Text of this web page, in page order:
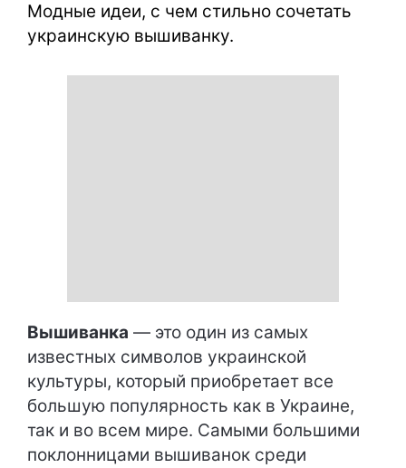
Модные идеи, с чем стильно сочетать
украинскую вышиванку.
Вышиванка — это один из самых
известных символов украинской
культуры, который приобретает все
большую популярность как в Украине,
так и во всем мире. Самыми большими
поклонницами вышиванок среди